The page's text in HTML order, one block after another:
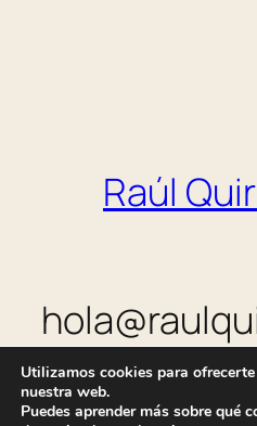
Raúl
Política de privacidad|
Utilizamos cookies para
nuestra web.
Puedes aprender más sobre qué